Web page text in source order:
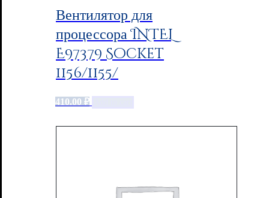
Вентилятор для
процессора INTEL
E97379 Socket
1156/1155/
410.00 ₽